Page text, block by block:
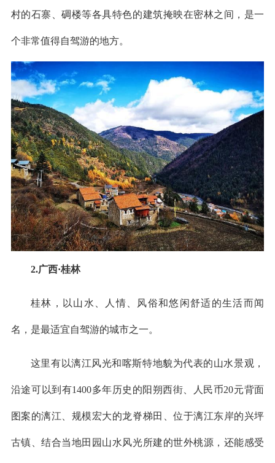
村的石寨、碉楼等各具特色的建筑掩映在密林之间，是一
个非常值得自驾游的地方。
2.广西·桂林
桂林，以山水、人情、风俗和悠闲舒适的生活而闻
名，是最适宜自驾游的城市之一。
这里有以漓江风光和喀斯特地貌为代表的山水景观，
沿途可以到有1400多年历史的阳朔西街、人民币20元背面
图案的漓江、规模宏大的龙脊梯田、位于漓江东岸的兴坪
古镇、结合当地田园山水风光所建的世外桃源，还能感受